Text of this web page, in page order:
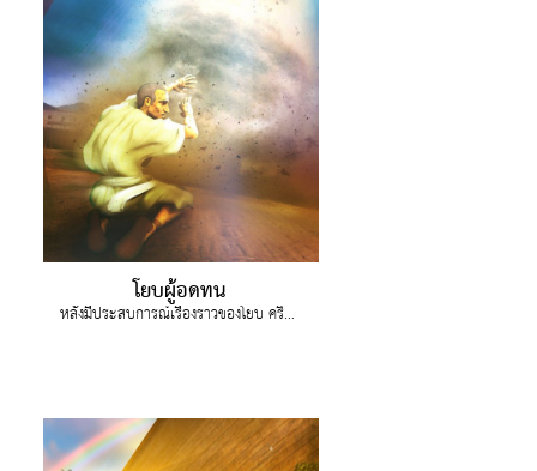
โยบผู้อดทน
หลังมีประสบการณ์เรื่องราวของโยบ คริสตระหนักว่าพระเจ้าจะอยู่กับเขาเสมอไม่ว่าสถานการณ์จะยากเพียงใด